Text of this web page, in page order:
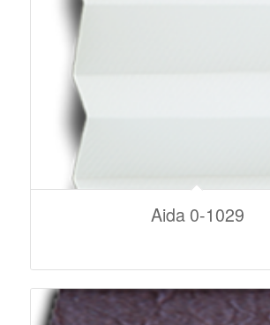
Aida 0-1029